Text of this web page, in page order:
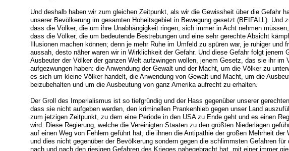
Und deshalb haben wir zum gleichen Zeitpunkt, als wir die Gewissheit über die Gefahr
unserer Bevölkerung im gesamten Hoheitsgebiet in Bewegung gesetzt (BEIFALL). Und
dass die Völker, die um ihre Unabhängigkeit ringen, sich immer in Acht nehmen
dass die Völker, die um bedeutende Bestrebungen und eine sehr gerechte Absicht
Illusionen machen können; denn je mehr Ruhe im Umfeld zu spüren war, je ruhiger und
aussah, desto näher waren wir in Wirklichkeit der Gefahr. Und diese Gefahr folgt jenem
Ausbeuter der Völker der ganzen Welt aufzwingen wollen, jenem Gesetz, das sie ihr im
aufgezwungen haben: die Anwendung der Gewalt und der Macht, um die Völker zu
es sich um kleine Völker handelt, die Anwendung von Gewalt und Macht, um die
beizubehalten und um die Ausbeutung von ganz Amerika aufrecht zu erhalten.
Der Groll des Imperialismus ist so tiefgründig und der Hass gegenüber unserer
dass sie nicht aufgeben werden, den kriminellen Prankenhieb gegen unser Land
zum jetzigen Zeitpunkt, zu dem eine Periode in den USA zu Ende geht und es einen
wird. Diese Regierung, welche die Vereinigten Staaten zu den größten Niederlagen
auf einen Weg von Fehlern geführt hat, die ihnen die Antipathie der großen Mehrheit der
und dies nicht gegenüber der Bevölkerung sondern gegen die schlimmsten Gefahren
nach und nach den riesigen Gefahren des Krieges nahegebracht hat, mit einer immer